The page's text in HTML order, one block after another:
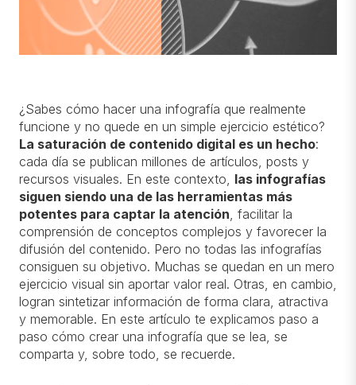
¿Sabes cómo hacer una infografía que realmente
funcione y no quede en un simple ejercicio estético?
La saturación de contenido digital es un hecho:
cada día se publican millones de artículos, posts y
recursos visuales. En este contexto, las infografías
siguen siendo una de las herramientas más
potentes para captar la atención, facilitar la
comprensión de conceptos complejos y favorecer la
difusión del contenido. Pero no todas las infografías
consiguen su objetivo. Muchas se quedan en un mero
ejercicio visual sin aportar valor real. Otras, en cambio,
logran sintetizar información de forma clara, atractiva
y memorable. En este artículo te explicamos paso a
paso cómo crear una infografía que se lea, se
comparta y, sobre todo, se recuerde.